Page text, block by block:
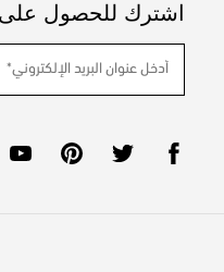
اشترك للحصول